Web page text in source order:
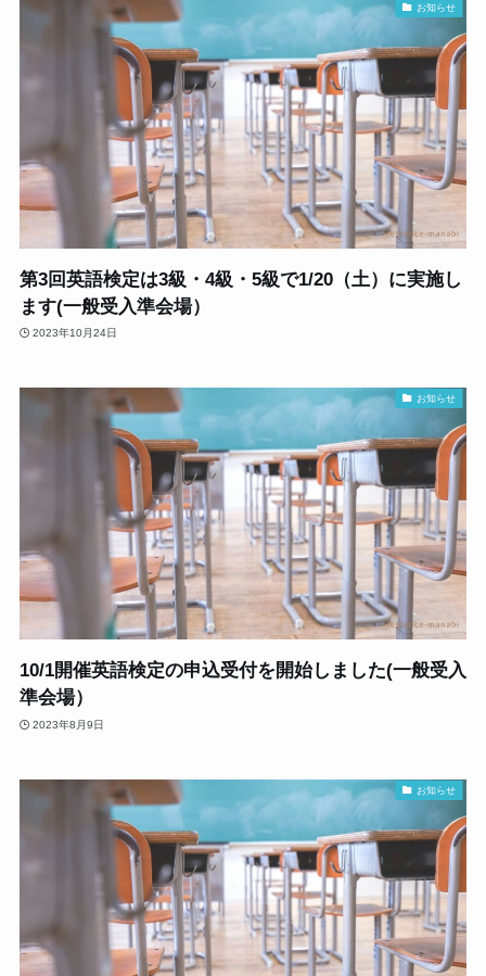
お知らせ
第3回英語検定は3級・4級・5級で1/20（土）に実施し
ます(一般受入準会場）
2023年10月24日
お知らせ
10/1開催英語検定の申込受付を開始しました(一般受入
準会場）
2023年8月9日
お知らせ